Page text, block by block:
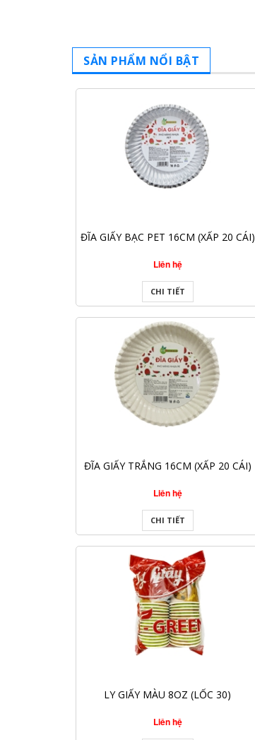
SẢN PHẨM NỔI BẬT
ĐĨA GIẤY BẠC PET 16CM (XẤP 20 CÁI)
Liên hệ
CHI TIẾT
ĐĨA GIẤY TRẮNG 16CM (XẤP 20 CÁI)
Liên hệ
CHI TIẾT
LY GIẤY MÀU 8OZ (LỐC 30)
Liên hệ